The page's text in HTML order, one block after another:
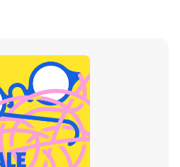
Altrecose
Mondiali calcio 2026